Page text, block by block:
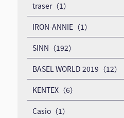
traser（1）
IRON-ANNIE（1）
SINN（192）
BASEL WORLD 2019（12）
KENTEX（6）
Casio（1）